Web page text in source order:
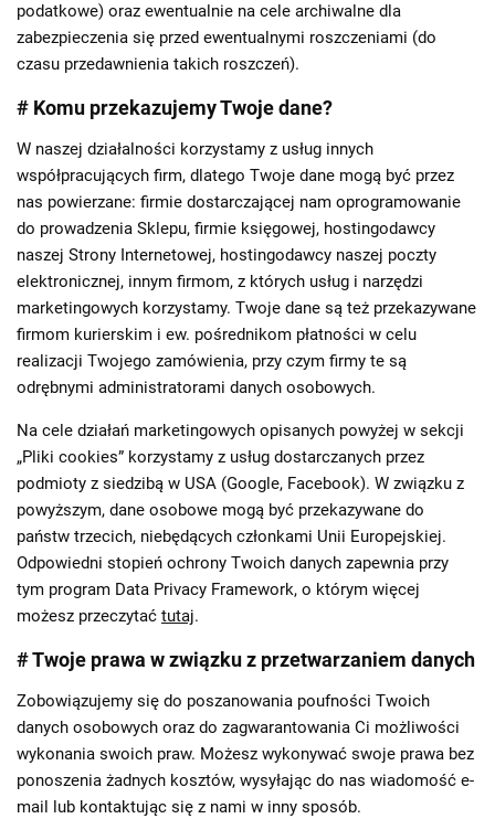
podatkowe) oraz ewentualnie na cele archiwalne dla
zabezpieczenia się przed ewentualnymi roszczeniami (do
czasu przedawnienia takich roszczeń).
# Komu przekazujemy Twoje dane?
W naszej działalności korzystamy z usług innych
współpracujących firm, dlatego Twoje dane mogą być przez
nas powierzane: firmie dostarczającej nam oprogramowanie
do prowadzenia Sklepu, firmie księgowej, hostingodawcy
naszej Strony Internetowej, hostingodawcy naszej poczty
elektronicznej, innym firmom, z których usług i narzędzi
marketingowych korzystamy. Twoje dane są też przekazywane
firmom kurierskim i ew. pośrednikom płatności w celu
realizacji Twojego zamówienia, przy czym firmy te są
odrębnymi administratorami danych osobowych.
Na cele działań marketingowych opisanych powyżej w sekcji
„Pliki cookies” korzystamy z usług dostarczanych przez
podmioty z siedzibą w USA (Google, Facebook). W związku z
powyższym, dane osobowe mogą być przekazywane do
państw trzecich, niebędących członkami Unii Europejskiej.
Odpowiedni stopień ochrony Twoich danych zapewnia przy
tym program Data Privacy Framework, o którym więcej
możesz przeczytać tutaj.
# Twoje prawa w związku z przetwarzaniem danych
Zobowiązujemy się do poszanowania poufności Twoich
danych osobowych oraz do zagwarantowania Ci możliwości
wykonania swoich praw. Możesz wykonywać swoje prawa bez
ponoszenia żadnych kosztów, wysyłając do nas wiadomość e-
mail lub kontaktując się z nami w inny sposób.